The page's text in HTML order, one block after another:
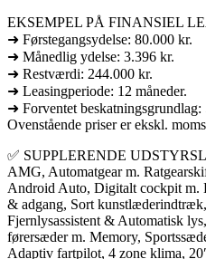
EKSEMPEL PÅ FINANSIEL
➜ Førstegangsydelse: 80.000 kr.
➜ Månedlig ydelse: 3.396 kr.
➜ Restværdi: 244.000 kr.
➜ Leasingperiode: 12 måneder.
➜ Forventet beskatningsgrundlag:
Ovenstående priser er ekskl.
✅ SUPPLERENDE
AMG, Automatgear m.
Android Auto, Digitalt cockpit m.
& adgang, Sort
Fjernlysassistent & Automatisk
førersæder m. Memory,
Adaptiv fartpilot, 4 zone klima,